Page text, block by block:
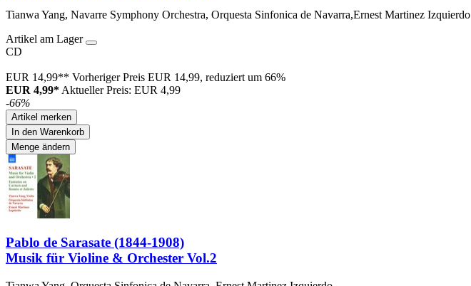
Tianwa Yang, Navarre Symphony Orchestra, Orquesta Sinfonica de Navarra,Ernest Martinez Izquierdo
Artikel am Lager
CD
EUR 14,99** Vorheriger Preis EUR 14,99, reduziert um 66%
EUR 4,99* Aktueller Preis: EUR 4,99
-66%
Artikel merken
In den Warenkorb
Menge ändern
Pablo de Sarasate (1844-1908)
Musik für Violine & Orchester Vol.2